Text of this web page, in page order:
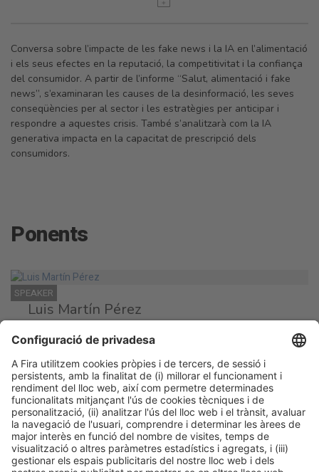
Conversa sobre l’impacte de les fake news i la IA en l’alimentació
i els seus efectes en la reputació, la competitivitat i la confiança
del consumidor. A partir de l’informe “Salut, alimentació i fake
news”, s’examinaran les causes de la desinformació, les seves
conseqüències per al sector i les estratègies per anticipar i
respondre a aquestes crisis. També s’analitzarà com la IA
generativa impacta en la capacitat de prescripció dels
consumidors.
Ponents
SPEAKER
Luis Martín Pérez
Director de solucions d’intel·ligència artificial
SPEAKER
Nieves Álvarez
Directora sènior d’afers corporatius